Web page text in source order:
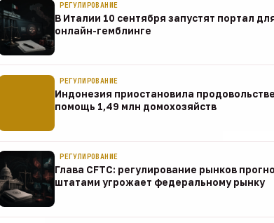
РЕГУЛИРОВАНИЕ
В Италии 10 сентября запустят портал
онлайн-гемблинге
РЕГУЛИРОВАНИЕ
Индонезия приостановила
помощь 1,49 млн домохозяйств
РЕГУЛИРОВАНИЕ
Глава CFTC: регулирование рынков
штатами угрожает федеральному рынку